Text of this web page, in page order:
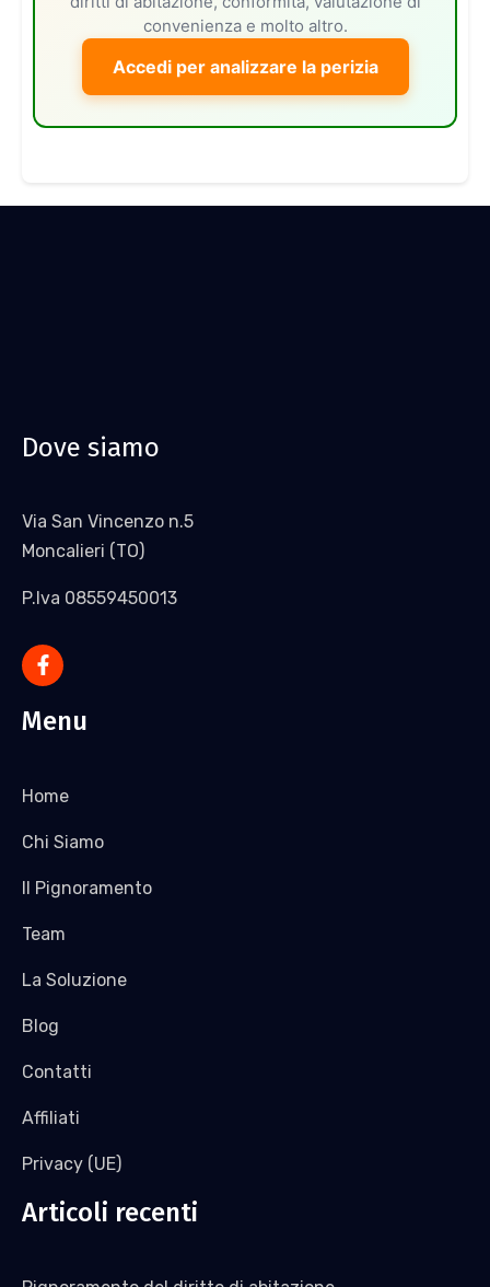
convenienza e molto altro.
Accedi per analizzare la perizia
Dove siamo
Via San Vincenzo n.5
Moncalieri (TO)
P.Iva 08559450013
Menu
Home
Chi Siamo
Il Pignoramento
Team
La Soluzione
Blog
Contatti
Affiliati
Privacy (UE)
Articoli recenti